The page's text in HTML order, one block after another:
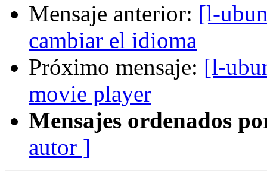
Mensaje anterior: [l-
cambiar el idioma
Próximo mensaje: [l-
movie player
Mensajes ordenados
autor ]